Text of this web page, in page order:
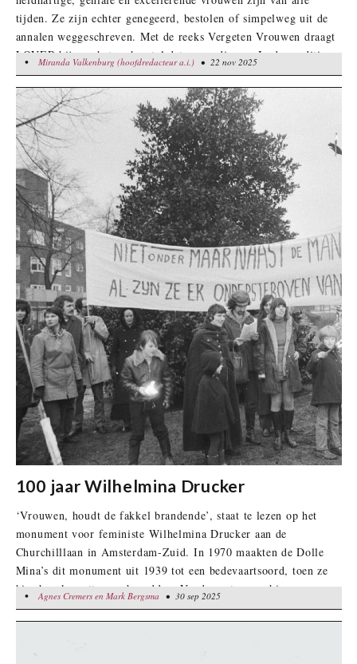
tijden. Ze zijn echter genegeerd, bestolen of simpelweg uit de
annalen weggeschreven. Met de reeks Vergeten Vrouwen draagt
LOVER bij aan het eerherstel dat ze verdienen. In deze editie:
kunstenaressen, wetenschapsters en pioniersters in het Wilde
Westen. Plus de échte grondlegster van de moderne
gynaecologie.
Miranda Valkenburg (hoofdredacteur a.i.)• 22 nov 2025
•Miranda Valkenburg (hoofdredacteur a.i.) • 22 nov 2025
100 jaar Wilhelmina Drucker
‘Vrouwen, houdt de fakkel brandende’, staat te lezen op het
monument voor feministe Wilhelmina Drucker aan de
Churchilllaan in Amsterdam-Zuid. In 1970 maakten de Dolle
Mina’s dit monument uit 1939 tot een bedevaartsoord, toen ze
hier hun korsetten verbrandden. Vandaag staan ze hier
opnieuw, samen met Van Gisteren en de Wilhelmina Drucker
Fundatie,
Agnes Cremers en Mark Bergsma• 30 sep 2025
•Agnes Cremers en Mark Bergsma • 30 sep 2025